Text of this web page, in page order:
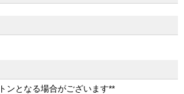
ンとなる場合がございます**